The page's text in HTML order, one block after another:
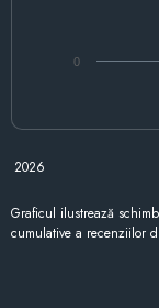
0
2026
Graficul ilustrează
cumulative a recenziilor